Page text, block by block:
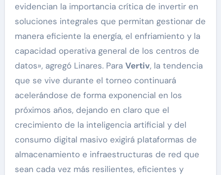
evidencian la importancia crítica de invertir en
soluciones integrales que permitan gestionar de
manera eficiente la energía, el enfriamiento y la
capacidad operativa general de los centros de
datos», agregó Linares. Para Vertiv, la tendencia
que se vive durante el torneo continuará
acelerándose de forma exponencial en los
próximos años, dejando en claro que el
crecimiento de la inteligencia artificial y del
consumo digital masivo exigirá plataformas de
almacenamiento e infraestructuras de red que
sean cada vez más resilientes, eficientes y